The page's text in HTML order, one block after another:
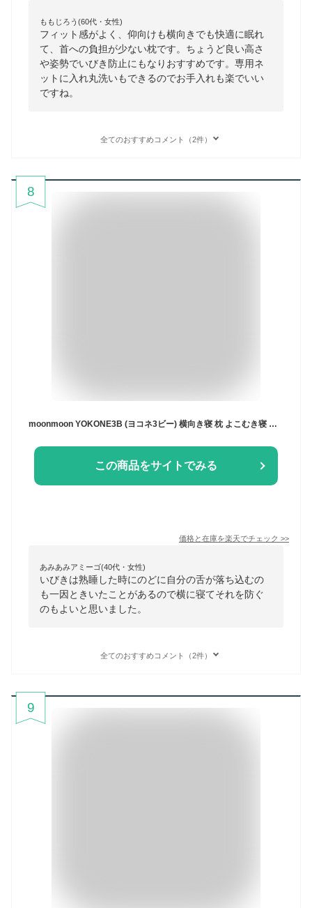
ももじろう(60代・女性)
フィット感がよく、仰向けも横向きでも快適に眠れ
て、首への負担が少ない枕です。ちょうど良い高さ
や姿勢でいびき防止にもなりおすすめです。専用ネ
ットに入れ丸洗いもできるのでお手入れも楽でいい
ですね。
全てのおすすめコメント（2件）
8
moonmoon YOKONE3B (ヨコネ3ビー) 横向き寝 枕 よこむき寝 横寝 ストレートネック まくら (低反発/枕カバー付き) 睡眠 安眠 快眠 仰向け両用
この商品をサイトでみる
価格と在庫を楽天でチェック >>
あみあみアミーゴ(40代・女性)
いびきは熟睡した時にのどに自分の舌が落ち込むの
も一因ときいたことがあるので横に寝てそれを防ぐ
のもよいと思いました。
全てのおすすめコメント（2件）
9